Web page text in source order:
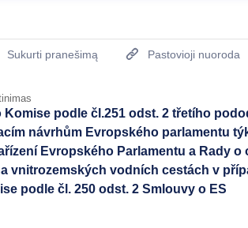
Portlet
Sukurti pranešimą Pastovioji nuoroda
podle čl.251 odst. 2 třetího
návrhům Evropského parlamentu
Evropského Parlamentu a Rady
vnitrozemských vodních cestách v
podle čl. 250 odst. 2 Smlouvy o ES